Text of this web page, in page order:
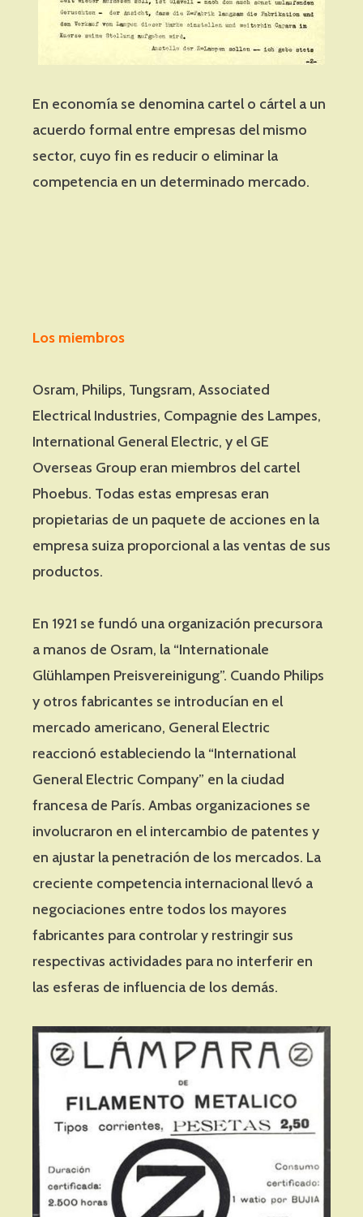
En economía se denomina cartel o cártel a un
acuerdo formal entre empresas del mismo
sector, cuyo fin es reducir o eliminar la
competencia en un determinado mercado.
Los miembros
Osram, Philips, Tungsram, Associated
Electrical Industries, Compagnie des Lampes,
International General Electric, y el GE
Overseas Group eran miembros del cartel
Phoebus. Todas estas empresas eran
propietarias de un paquete de acciones en la
empresa suiza proporcional a las ventas de sus
productos.
En 1921 se fundó una organización precursora
a manos de Osram, la “Internationale
Glühlampen Preisvereinigung”. Cuando Philips
y otros fabricantes se introducían en el
mercado americano, General Electric
reaccionó estableciendo la “International
General Electric Company” en la ciudad
francesa de París. Ambas organizaciones se
involucraron en el intercambio de patentes y
en ajustar la penetración de los mercados. La
creciente competencia internacional llevó a
negociaciones entre todos los mayores
fabricantes para controlar y restringir sus
respectivas actividades para no interferir en
las esferas de influencia de los demás.